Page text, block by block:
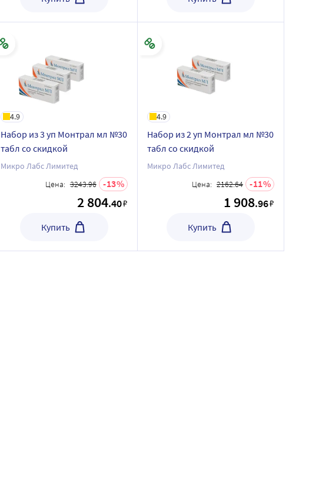
4.9
Набор из 3 уп Монтрал мл №30
табл со скидкой
Микро Лабс Лимитед
Цена: 3243.96 13
2 804.40₽
Купить
4.9
Набор из 2 уп Монтрал мл №30
табл со скидкой
Микро Лабс Лимитед
Цена: 2162.64 11
1 908.96₽
Купить